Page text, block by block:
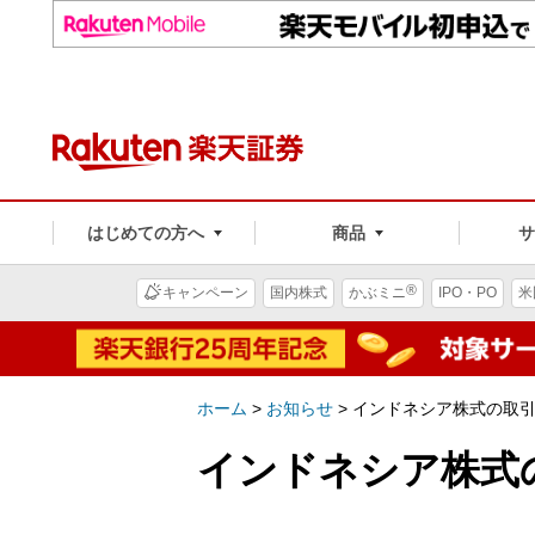
はじめての方へ 商品
キャンペーン 国内株式 かぶミニ® IPO・PO
ホーム > お知らせ > インドネシア株式の取
インドネシア株式